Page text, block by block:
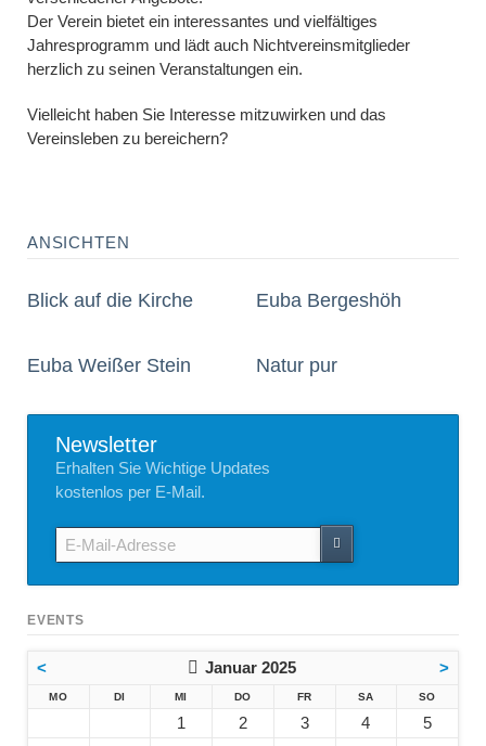
Der Verein bietet ein interessantes und vielfältiges
Jahresprogramm und lädt auch Nichtvereinsmitglieder
herzlich zu seinen Veranstaltungen ein.
Vielleicht haben Sie Interesse mitzuwirken und das
Vereinsleben zu bereichern?
ANSICHTEN
Blick auf die Kirche Euba Bergeshöh
Euba Weißer Stein Natur pur
Newsletter
Erhalten Sie Wichtige Updates
kostenlos per E-Mail.
E-
Mail-
Adresse
EVENTS
< Januar 2025 >
MONTAG DI MI TTWOCHDO NNERSTAG
FR SA SO
1 2 3 4
5